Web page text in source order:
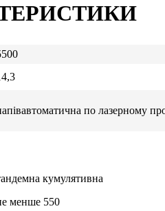
по лазерному
кумулятивна
менше 550